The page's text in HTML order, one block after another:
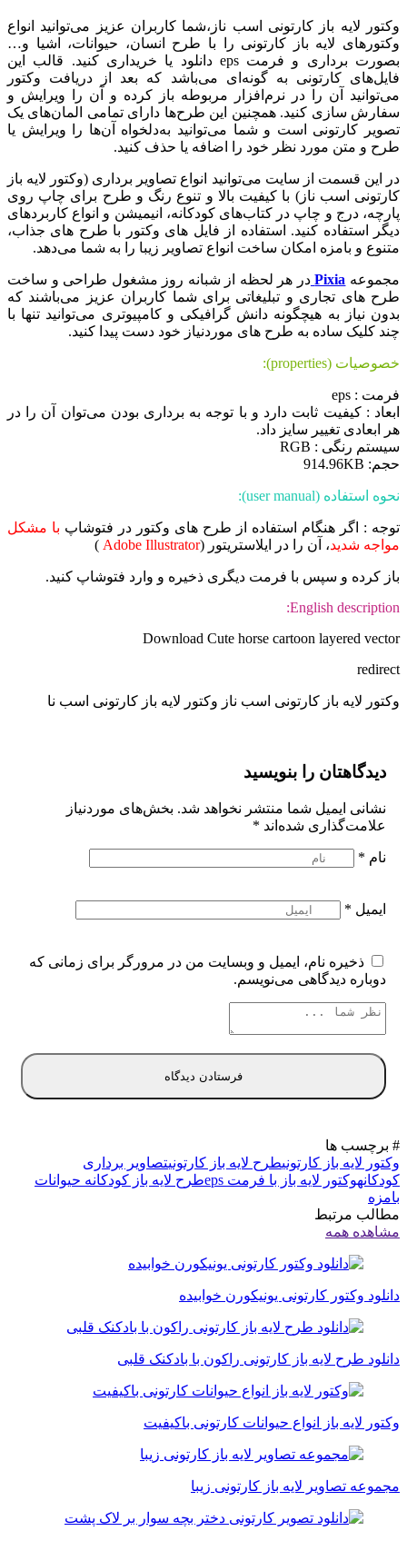
وکتور لایه باز کارتونی اسب ناز،شما کاربران عزیز می‌توانید انواع
وکتورهای لایه باز کارتونی را با طرح انسان، حیوانات، اشیا و…
بصورت برداری و فرمت eps دانلود یا خریداری کنید. قالب این
فایل‌های کارتونی به گونه‌ای می‌باشد که بعد از دریافت وکتور
می‌توانید آن را در نرم‌افزار مربوطه باز کرده و آن را ویرایش و
سفارش سازی کنید. همچنین این طرح‌ها دارای تمامی المان‌های یک
تصویر کارتونی است و شما می‌توانید به‌دلخواه آن‌ها را ویرایش یا
طرح و متن مورد نظر خود را اضافه یا حذف کنید.
در این قسمت از سایت می‌توانید انواع تصاویر برداری (وکتور لایه باز
کارتونی اسب ناز) با کیفیت بالا و تنوع رنگ و طرح برای چاپ روی
پارچه، درج و چاپ در کتاب‌های کودکانه، انیمیشن و انواع کاربردهای
دیگر استفاده کنید. استفاده از فایل های وکتور با طرح های جذاب،
متنوع و بامزه امکان ساخت انواع تصاویر زیبا را به شما می‌دهد.
مجموعه Pixia در هر لحظه از شبانه روز مشغول طراحی و ساخت
طرح های تجاری و تبلیغاتی برای شما کاربران عزیز می‌باشند که
بدون نیاز به هیچگونه دانش گرافیکی و کامپیوتری می‌توانید تنها با
چند کلیک ساده به طرح های موردنیاز خود دست پیدا کنید.
خصوصیات (properties):
فرمت : eps
ابعاد : کیفیت ثابت دارد و با توجه به برداری بودن می‌توان آن را در
هر ابعادی تغییر سایز داد.
سیستم رنگی : RGB
حجم: 914.96KB
نحوه استفاده (user manual):
توجه : اگر هنگام استفاده از طرح های وکتور در فتوشاپ با مشکل
مواجه شدید، آن را در ایلاستریتور (Adobe Illustrator
)
باز کرده و سپس با فرمت دیگری ذخیره و وارد فتوشاپ کنید.
English description:
Download Cute horse cartoon layered vector
redirect
وکتور لایه باز کارتونی اسب ناز وکتور لایه باز کارتونی اسب نا
دیدگاهتان را بنویسید
نشانی ایمیل شما منتشر نخواهد شد. بخش‌های موردنیاز
علامت‌گذاری شده‌اند *
نام *
ایمیل *
ذخیره نام، ایمیل و وبسایت من در مرورگر برای زمانی که
دوباره دیدگاهی می‌نویسم.
# برچسب ها
وکتور لایه باز کارتونیطرح لایه باز کارتونیتصاویر برداری
کودکانهوکتور لایه باز با فرمت eps
طرح لایه باز کودکانه حیوانات
بامزه
مطالب مرتبط
مشاهده همه
دانلود وکتور کارتونی یونیکورن خوابیده
دانلود طرح لایه باز کارتونی راکون با بادکنک قلبی
وکتور لایه باز انواع حیوانات کارتونی باکیفیت
مجموعه تصاویر لایه باز کارتونی زیبا